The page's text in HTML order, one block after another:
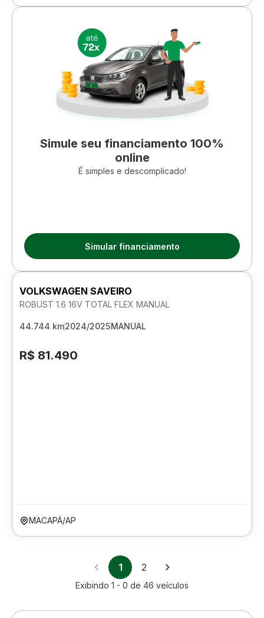
Simule seu financiamento 100%
online
É simples e descomplicado!
Simular financiamento
VOLKSWAGEN SAVEIRO
ROBUST 1.6 16V TOTAL FLEX MANUAL
44.744 km2024/2025MANUAL
R$ 81.490
MACAPÁ/AP
1 2
Exibindo 1 - 0 de 46 veículos